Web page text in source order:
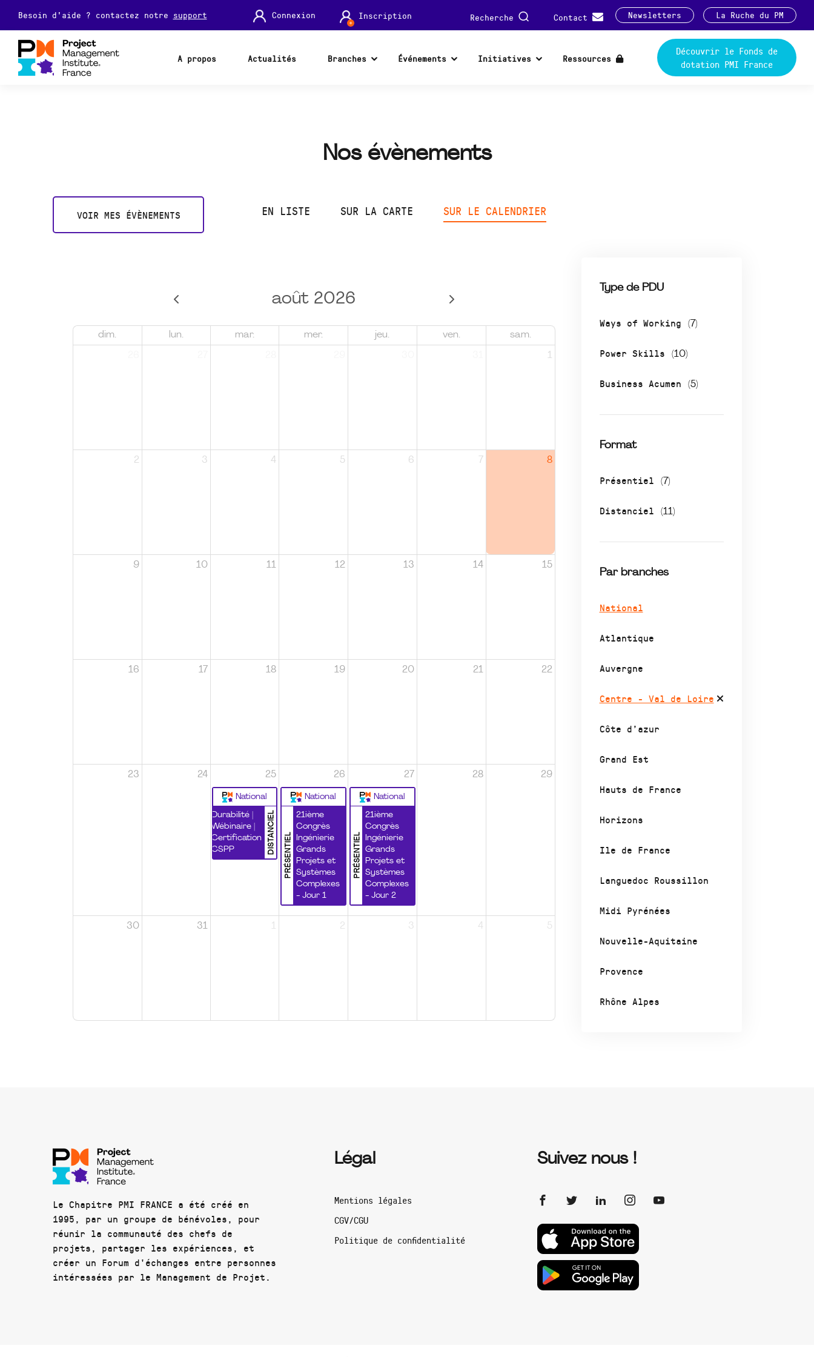
Besoin d'aide ? contactez notre support Connexion Inscription Recherche Contact Newsletters La Ruche du PM
A propos Actualités Branches Événements Initiatives Ressources
Découvrir le Fonds de
dotation PMI France
Nos évènements
VOIR MES ÉVÈNEMENTS EN LISTE SUR LA CARTE SUR LE CALENDRIER
Type de PDU
Ways of Working (7)
Power Skills (10)
Business Acumen (5)
Format
Présentiel (7)
Distanciel (11)
Par branches
National
Atlantique
Auvergne
Centre - Val de Loire
Côte d’azur
Grand Est
Hauts de France
Horizons
Ile de France
Languedoc Roussillon
Midi Pyrénées
Nouvelle-Aquitaine
Provence
Rhône Alpes
août 2026
dim. lun. mar. mer. jeu. ven. sam.
1
2 3 4 5 6 7 8
9 10 11 12 13 14 15
16 17 18 19 20 21 22
23 24 25
National
DISTANCIEL
Durabilité |
Wébinaire |
Certification
CSPP
26
National
PRÉSENTIEL
21ième
Congrès
Ingénierie
Grands
Projets et
Systèmes
Complexes
- Jour 1
27
National
PRÉSENTIEL
21ième
Congrès
Ingénierie
Grands
Projets et
Systèmes
Complexes
- Jour 2
28 29
30 31 1 2 3 4 5
Le Chapitre PMI FRANCE a été créé en
1995, par un groupe de bénévoles, pour
réunir la communauté des chefs de
projets, partager les expériences, et
créer un Forum d'échanges entre personnes
intéressées par le Management de Projet.
Légal
Mentions légales
CGV/CGU
Politique de confidentialité
Suivez nous !